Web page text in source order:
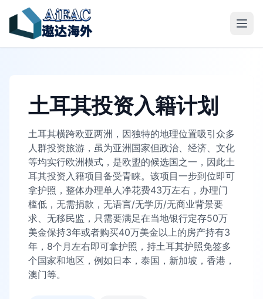
土耳其投资入籍计划
土耳其横跨欧亚两洲，因独特的地理位置吸引众多
人群投资旅游，虽为亚洲国家但政治、经济、文化
等均实行欧洲模式，是欧盟的候选国之一，因此土
耳其投资入籍项目备受青睐。该项目一步到位即可
拿护照，整体办理单人净花费43万左右，办理门
槛低，无需捐款，无语言/无学历/无商业背景要
求、无移民监，只需要满足在当地银行定存50万
美金保持3年或者购买40万美金以上的房产持有3
年，8个月左右即可拿护照，持土耳其护照免签多
个国家和地区，例如日本，泰国，新加坡，香港，
澳门等。